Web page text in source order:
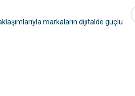
markaların dijitalde güçlü